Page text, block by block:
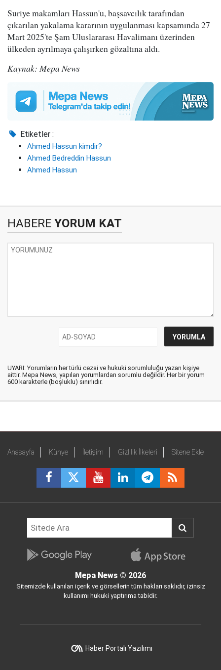
Suriye makamları Hassun'u, başsavcılık tarafından
çıkarılan yakalama kararının uygulanması kapsamında 27
Mart 2025'te Şam Uluslararası Havalimanı üzerinden
ülkeden ayrılmaya çalışırken gözaltına aldı.
Kaynak: Mepa News
Etiketler :
Ahmed Hassun kimdir?
Ahmed Bedreddin Hassun
Ahmed Hassun
HABERE YORUM KAT
UYARI: Yorumların her türlü cezai ve hukuki sorumluluğu yazan kişiye
aittir. Mepa News, yapılan yorumlardan sorumlu değildir. Her bir yorum
600 karakterle (boşluklu) sınırlıdır.
Anasayfa Künye İletişim Gizlilik İlkeleri Sitene Ekle
Mepa News © 2026
Sitemizde kullanılan içerik ve görsellerin tüm hakları saklıdır, izinsiz
kullanımı hukuki yaptırıma tabidir.
Haber Portalı Yazılımı